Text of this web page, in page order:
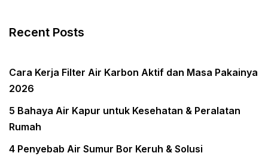
Recent Posts
Cara Kerja Filter Air Karbon Aktif dan Masa Pakainya
2026
5 Bahaya Air Kapur untuk Kesehatan & Peralatan
Rumah
4 Penyebab Air Sumur Bor Keruh & Solusi